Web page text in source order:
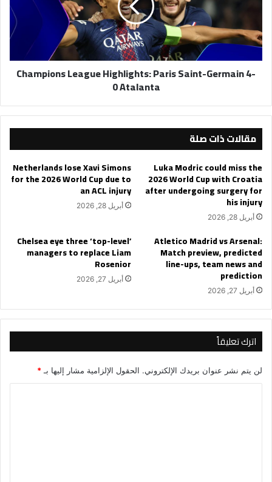
4-
0
Atalanta
Champions League Highlights: Paris Saint-Germain 4-
0 Atalanta
مقالات ذات صلة
Luka Modric could miss the
2026 World Cup with Croatia
after undergoing surgery for
his injury
أبريل 28, 2026
Netherlands lose Xavi Simons
for the 2026 World Cup due to
an ACL injury
أبريل 28, 2026
Atletico Madrid vs Arsenal:
Match preview, predicted
line-ups, team news and
prediction
أبريل 27, 2026
Chelsea eye three ‘top-level’
managers to replace Liam
Rosenior
أبريل 27, 2026
اترك تعليقاً
لن يتم نشر عنوان بريدك الإلكتروني. الحقول الإلزامية مشار إليها بـ*